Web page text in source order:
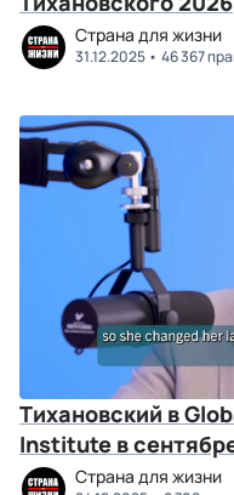
Страна для жизни
31.12.2025 46 367
Тихановский в
Institute в
Страна для жизни